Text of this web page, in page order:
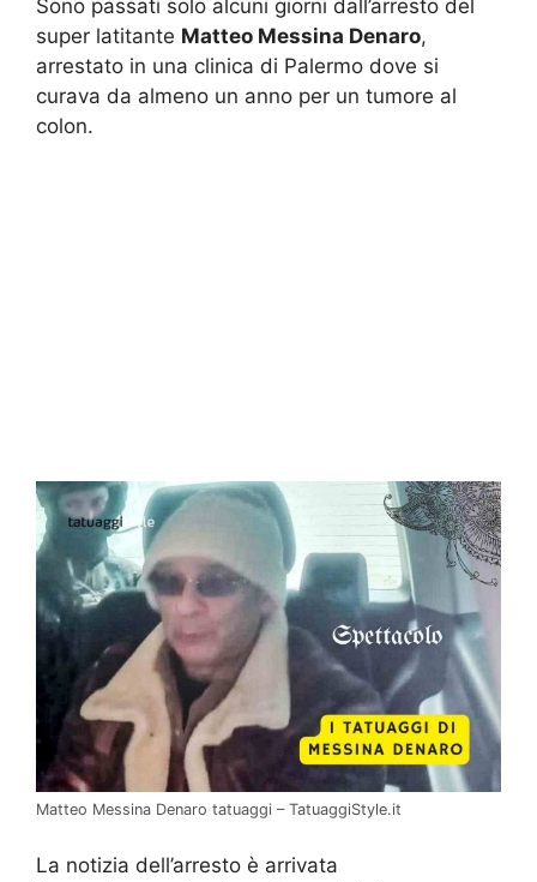
Sono passati solo alcuni giorni dall’arresto del
super latitante Matteo Messina Denaro,
arrestato in una clinica di Palermo dove si
curava da almeno un anno per un tumore al
colon.
Matteo Messina Denaro tatuaggi – TatuaggiStyle.it
La notizia dell’arresto è arrivata